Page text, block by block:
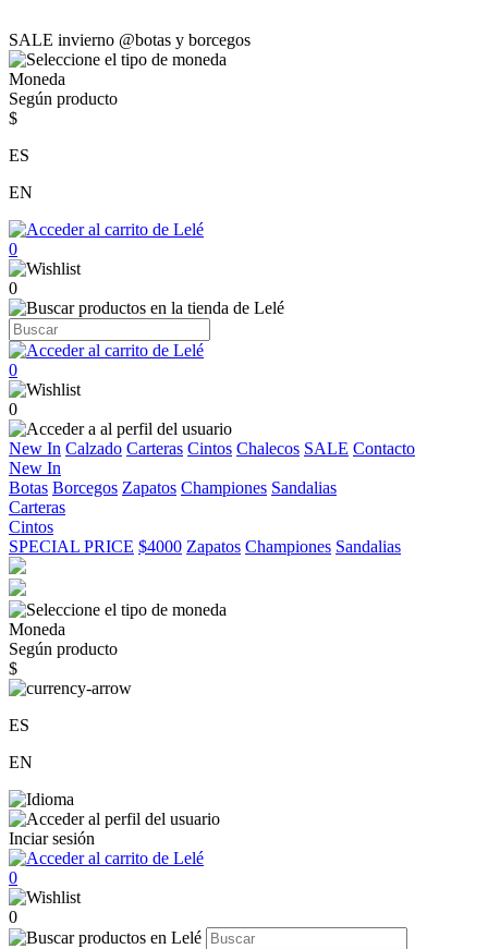
SALE invierno @botas y borcegos
Moneda
Según producto
$
ES
EN
0
0
0
0
New In Calzado Carteras Cintos Chalecos SALE Contacto
New In
Botas Borcegos Zapatos Championes Sandalias
Carteras
Cintos
SPECIAL PRICE $4000 Zapatos Championes Sandalias
Moneda
Según producto
$
ES
EN
Inciar sesión
0
0